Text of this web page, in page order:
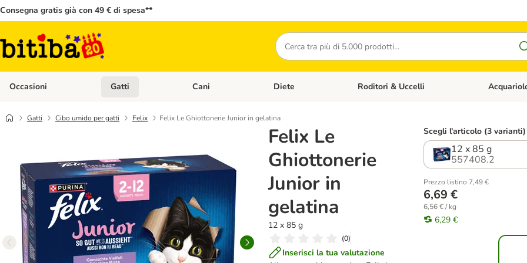
Consegna gratis già con 49 € di spesa**
Cerca
Occasioni Apri Menù Categoria: Occasioni
Gatti Apri Menù Categoria: Gatti
Cani Apri Menù Categoria: Cani
Diete Apri Menù Categoria: Diete
Roditori & Uccelli Apri Menù
Gatti Cibo umido per gatti Felix Felix Le Ghiottonerie Junior in gelatina
Felix Le
Ghiottonerie
Junior in
gelatina
12 x 85 g
(0)
Inserisci la tua valutazione
Scegli l'articolo (3 varianti)
12 x 85 g
557408.2
Prezzo listino 7,49 €
6,69 €
6,56 € / kg
6,29 €